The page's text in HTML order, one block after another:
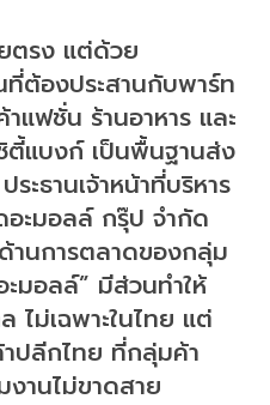
ตรง แต่ด้วย
ที่ต้องประสานกับพาร์ท
แฟชั่น ร้านอาหาร และ
ตี้แบงก์ เป็นพื้นฐานส่ง
ธานเจ้าหน้าที่บริหาร
ะมอลล์ กรุ๊ป จำกัด
นการตลาดของกลุ่ม
มอลล์” มีส่วนทำให้
ไม่เฉพาะในไทย แต่
ปลีกไทย ที่กลุ่มค้า
งานไม่ขาดสาย